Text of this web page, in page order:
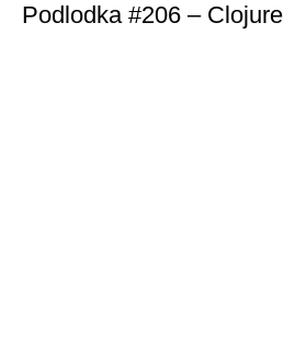
Podlodka #206 – Clojure